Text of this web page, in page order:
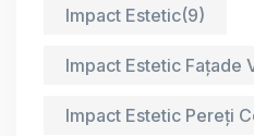
Impact Estetic(9)
Impact Estetic Fațade
Impact Estetic Pereți